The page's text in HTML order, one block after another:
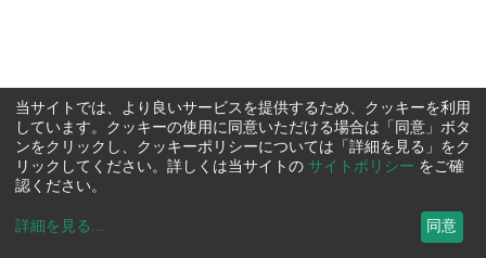
当サイトでは、より良いサービスを提供するため、クッキーを利用
しています。クッキーの使用に同意いただける場合は「同意」ボタ
ンをクリックし、クッキーポリシーについては「詳細を見る」をク
リックしてください。詳しくは当サイトの サイトポリシー をご確
認ください。
詳細を見る ... 同意